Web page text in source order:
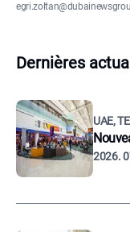
Dernières
UAE,
2026.